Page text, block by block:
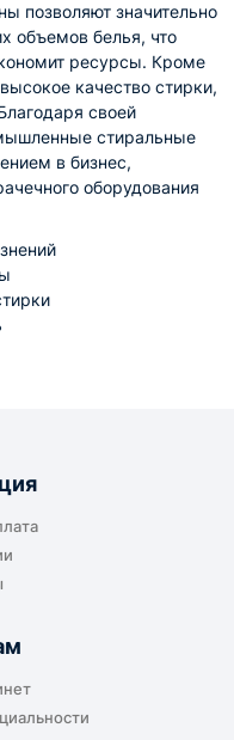
позволяют значительно
объемов белья, что
ресурсы. Кроме
качество стирки,
своей
стиральные
в бизнес,
оборудования